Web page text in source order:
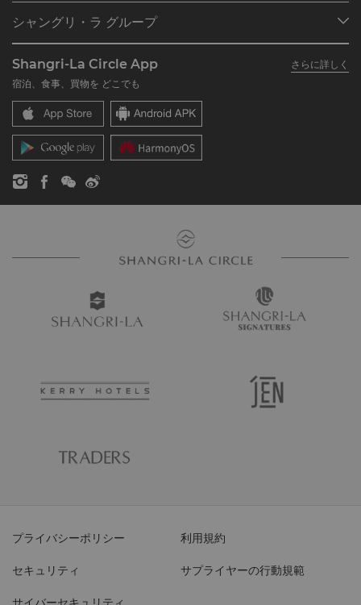
レストラン＆バー
シャングリ・ラ サークルに入会
よくあるお問合せや質問
SLCに関するお問い合わせ
シャングリ・ラ グループ
シャングリ・ラ ブランド
シャングリ・ラ センター
レジデンス
お問い合わせ
採用情報
企業の社会的責任
ニュース
Shangri-La Circle App
さらに詳しく
宿泊、食事、買物を どこでも
プライバシーポリシー 利用規約
セキュリティ サプライヤーの行動規範